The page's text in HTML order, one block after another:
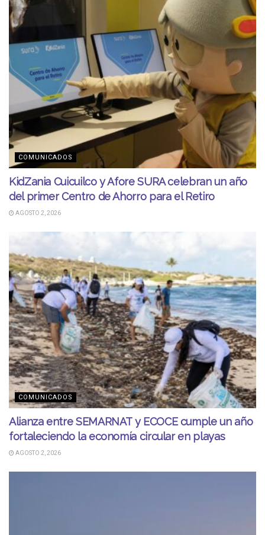
COMUNICADOS
KidZania Cuicuilco y Afore SURA celebran un año
del primer Centro de Ahorro para el Retiro
AGOSTO 2, 2026
COMUNICADOS
Alianza entre SEMARNAT y ECOCE cumple un año
fortaleciendo la economía circular en playas
AGOSTO 2, 2026